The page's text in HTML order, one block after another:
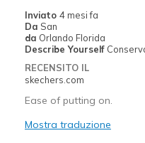
View On Shoes
Inviato 4 mesi fa
Da San
da Orlando Florida
Describe Yourself
RECENSITO IL
skechers.com
Ease of putting on.
Mostra traduzione